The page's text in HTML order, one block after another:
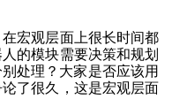
宏观层面上很长时间都
的模块需要决策和规划
处理？大家是否应该用
了很久，这是宏观层面